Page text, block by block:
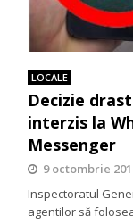
LOCALE
Decizie
interzis la
Messenger
9 octombrie
Inspectoratul
agentilor să